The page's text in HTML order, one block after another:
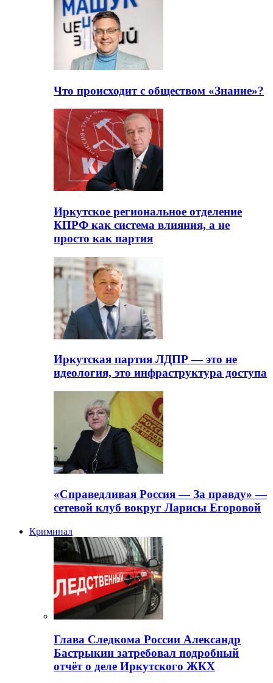
Что происходит с обществом «Знание»?
Иркутское региональное отделение
КПРФ как система влияния, а не
просто как партия
Иркутская партия ЛДПР — это не
идеология, это инфраструктура доступа
«Справедливая Россия — За правду» —
сетевой клуб вокруг Ларисы Егоровой
Криминал
Глава Следкома России Александр
Бастрыкин затребовал подробный
отчёт о деле Иркутского ЖКХ